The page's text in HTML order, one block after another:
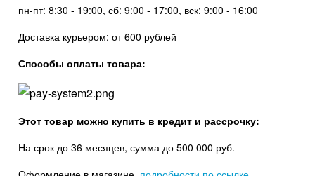
пн-пт: 8:30 - 19:00, сб: 9:00 - 17:00, вск: 9:00 - 16:00
Доставка курьером: от 600 рублей
Способы оплаты товара:
Этот товар можно купить в кредит и рассрочку:
На срок до 36 месяцев, сумма до 500 000 руб.